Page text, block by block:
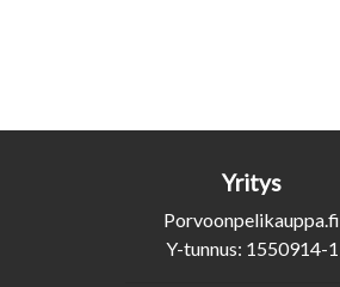
Yritys
Porvoonpelikauppa.fi
Y-tunnus: 1550914-1